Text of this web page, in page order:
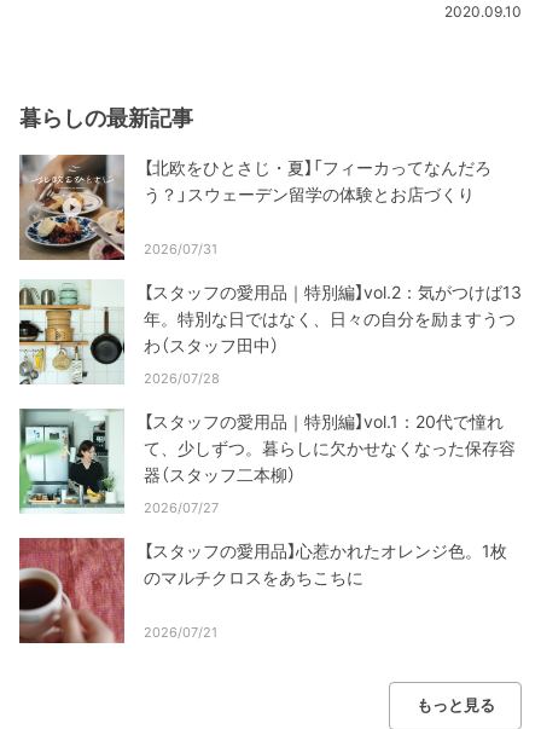
2020.09.10
暮らしの最新記事
【北欧をひとさじ・夏】「フィーカってなんだろ
う？」スウェーデン留学の体験とお店づくり
2026/07/31
【スタッフの愛用品｜特別編】vol.2：気がつけば13
年。特別な日ではなく、日々の自分を励ますうつ
わ（スタッフ田中）
2026/07/28
【スタッフの愛用品｜特別編】vol.1：20代で憧れ
て、少しずつ。暮らしに欠かせなくなった保存容
器（スタッフ二本柳）
2026/07/27
【スタッフの愛用品】心惹かれたオレンジ色。1枚
のマルチクロスをあちこちに
2026/07/21
もっと見る